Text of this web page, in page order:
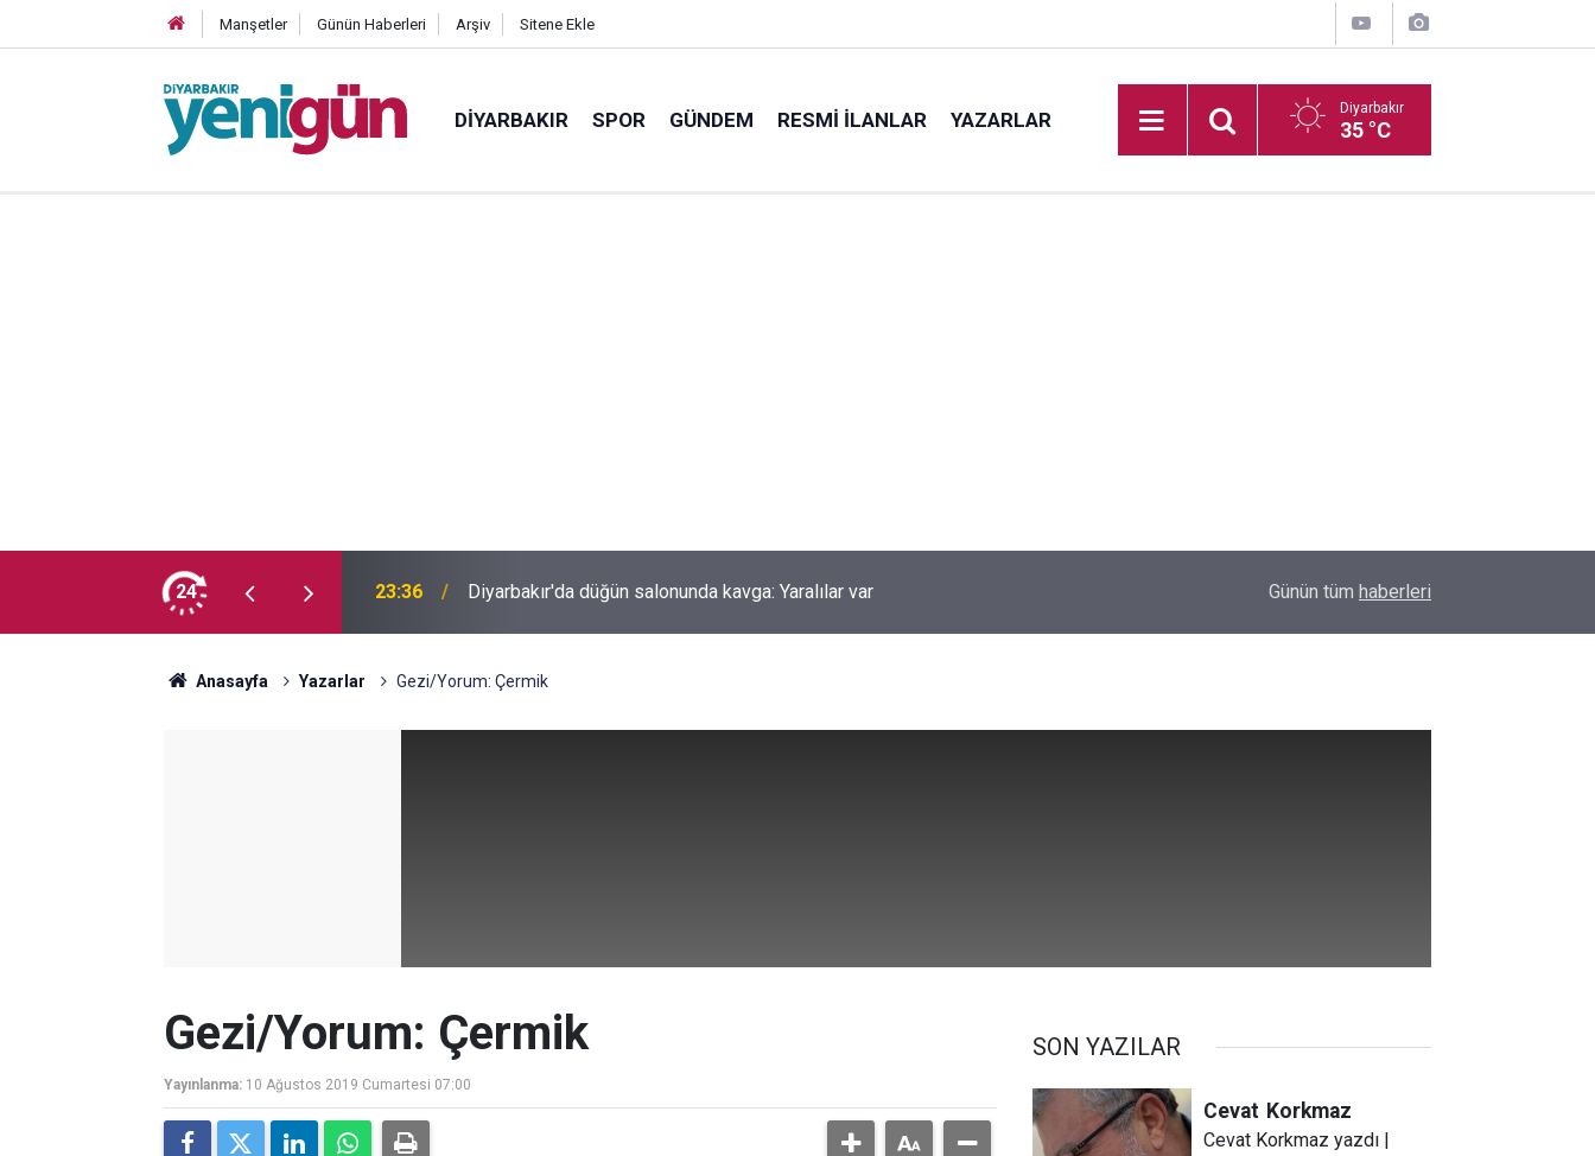
Manşetler Günün Haberleri Arşiv Sitene Ekle
DIYARBAKIR SPOR GÜNDEM RESMI İLANLAR YAZARLAR Diyarbakır
35 °C
24
kez doğum günü kutladılar 23:36 Diyarbakır'da düğün salonunda kavga: Yaralılar var Uyarılar fayda etmiyor; Diyarbakır’da bir genç
Günün tüm haberleri
Anasayfa Yazarlar Gezi/Yorum: Çermik
Gezi/Yorum: Çermik
Yayınlanma: 10 Ağustos 2019 Cumartesi 07:00
SON YAZILAR
Cevat Korkmaz
Cevat Korkmaz yazdı |